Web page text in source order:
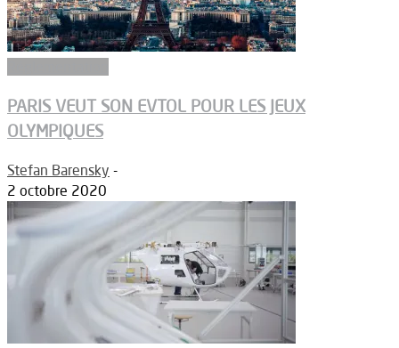
PARIS VEUT SON EVTOL POUR LES JEUX
OLYMPIQUES
Stefan Barensky -
2 octobre 2020